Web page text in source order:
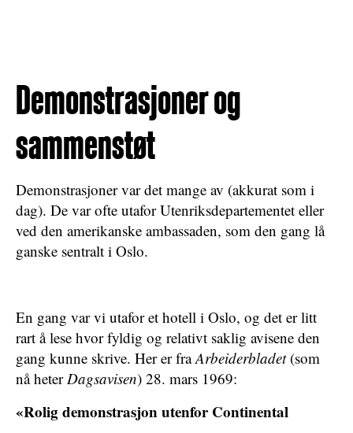
Demonstrasjoner og
sammenstøt
Demonstrasjoner var det mange av (akkurat som i
dag). De var ofte utafor Utenriksdepartementet eller
ved den amerikanske ambassaden, som den gang lå
ganske sentralt i Oslo.
En gang var vi utafor et hotell i Oslo, og det er litt
rart å lese hvor fyldig og relativt saklig avisene den
gang kunne skrive. Her er fraArbeiderbladet(som
nå heter Dagsavisen) 28. mars 1969:
«Rolig demonstrasjon utenfor Continental